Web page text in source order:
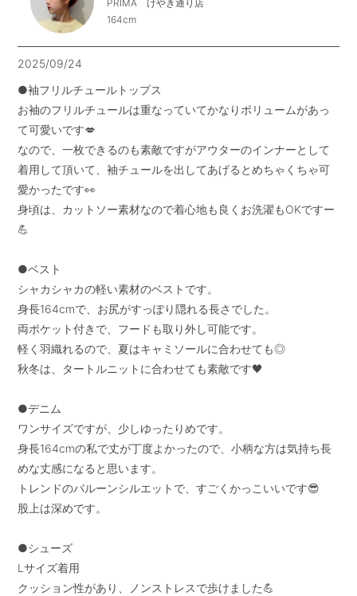
PRIMA けやき通り店
164cm
2025/09/24
●袖フリルチュールトップス
お袖のフリルチュールは重なっていてかなりボリュームがあっ
て可愛いです💋
なので、一枚できるのも素敵ですがアウターのインナーとして
着用して頂いて、袖チュールを出してあげるとめちゃくちゃ可
愛かったです👀
身頃は、カットソー素材なので着心地も良くお洗濯もOKですー
💪
●ベスト
シャカシャカの軽い素材のベストです。
身長164cmで、お尻がすっぽり隠れる長さでした。
両ポケット付きで、フードも取り外し可能です。
軽く羽織れるので、夏はキャミソールに合わせても◎
秋冬は、タートルニットに合わせても素敵です🖤
●デニム
ワンサイズですが、少しゆったりめです。
身長164cmの私で丈が丁度よかったので、小柄な方は気持ち長
めな丈感になると思います。
トレンドのバルーンシルエットで、すごくかっこいいです😎
股上は深めです。
●シューズ
Lサイズ着用
クッション性があり、ノンストレスで歩けました💪